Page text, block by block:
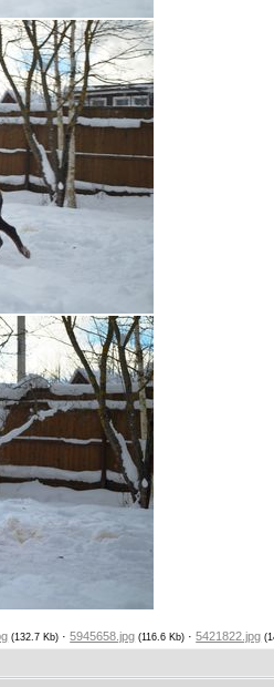
(132.7 Kb) ·5945658.jpg (116.6 Kb) ·5421822.jpg